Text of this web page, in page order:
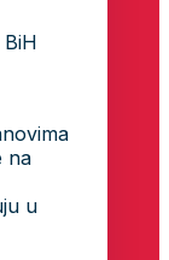
na
u